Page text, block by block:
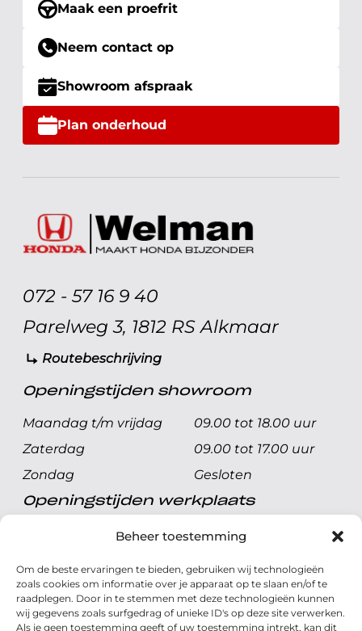
Beheer toestemming
Om de beste ervaringen te bieden, gebruiken wij technologieën
zoals cookies om informatie over je apparaat op te slaan en/of te
raadplegen. Door in te stemmen met deze technologieën kunnen
wij gegevens zoals surfgedrag of unieke ID's op deze site verwerken.
Als je geen toestemming geeft of uw toestemming intrekt, kan dit
Maak een proefrit
Neem contact op
Showroom afspraak
Plan onderhoud
072 - 57 16 9 40
Parelweg 3, 1812 RS Alkmaar
Routebeschrijving
Openingstijden showroom
Maandag t/m vrijdag
09.00 tot 18.00 uur
Zaterdag
09.00 tot 17.00 uur
Zondag
Gesloten
Openingstijden werkplaats
Maandag t/m vrijdag
08.00 tot 17.00 uur
Zondag
Gesloten
Volg ons